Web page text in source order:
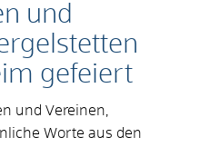
und
gefeiert
und Vereinen,
Worte aus den